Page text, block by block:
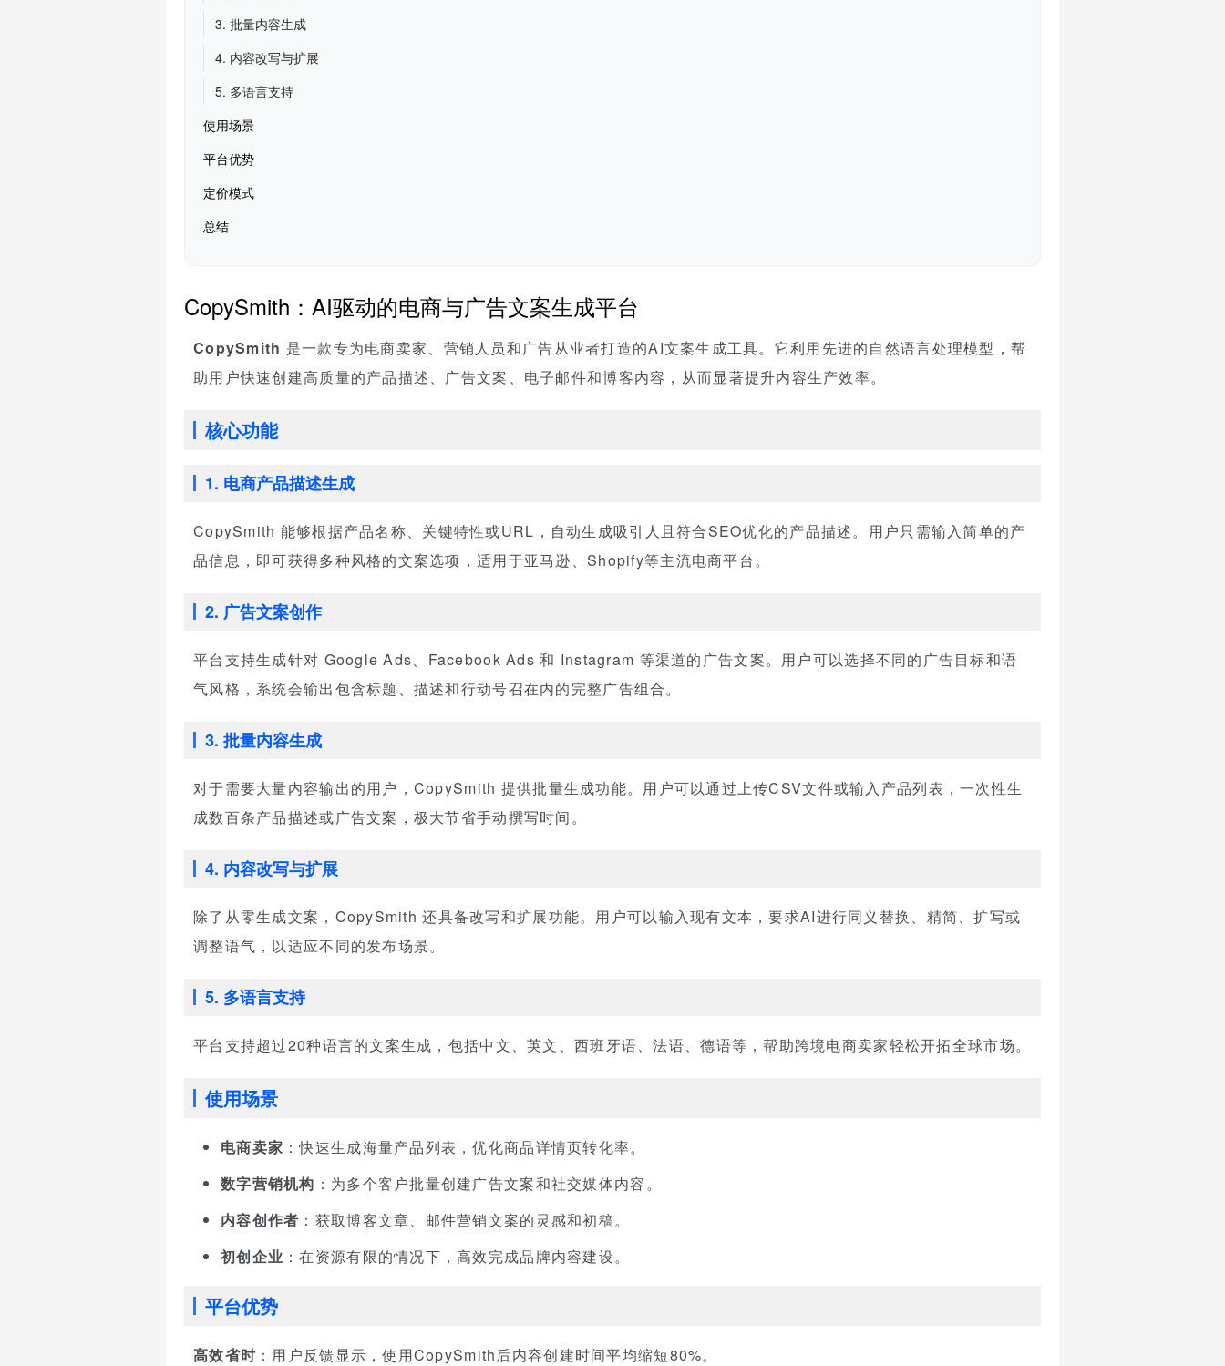
3. 批量内容生成
4. 内容改写与扩展
5. 多语言支持
使用场景
平台优势
定价模式
总结
CopySmith：AI驱动的电商与广告文案生成平台
CopySmith 是一款专为电商卖家、营销人员和广告从业者打造的AI文案生成工具。它利用先进的自然语言处理模型，帮
助用户快速创建高质量的产品描述、广告文案、电子邮件和博客内容，从而显著提升内容生产效率。
核心功能
1. 电商产品描述生成
CopySmith 能够根据产品名称、关键特性或URL，自动生成吸引人且符合SEO优化的产品描述。用户只需输入简单的产
品信息，即可获得多种风格的文案选项，适用于亚马逊、Shopify等主流电商平台。
2. 广告文案创作
平台支持生成针对 Google Ads、Facebook Ads 和 Instagram 等渠道的广告文案。用户可以选择不同的广告目标和语
气风格，系统会输出包含标题、描述和行动号召在内的完整广告组合。
3. 批量内容生成
对于需要大量内容输出的用户，CopySmith 提供批量生成功能。用户可以通过上传CSV文件或输入产品列表，一次性生
成数百条产品描述或广告文案，极大节省手动撰写时间。
4. 内容改写与扩展
除了从零生成文案，CopySmith 还具备改写和扩展功能。用户可以输入现有文本，要求AI进行同义替换、精简、扩写或
调整语气，以适应不同的发布场景。
5. 多语言支持
平台支持超过20种语言的文案生成，包括中文、英文、西班牙语、法语、德语等，帮助跨境电商卖家轻松开拓全球市场。
使用场景
电商卖家 ：快速生成海量产品列表，优化商品详情页转化率。
数字营销机构 ：为多个客户批量创建广告文案和社交媒体内容。
内容创作者 ：获取博客文章、邮件营销文案的灵感和初稿。
初创企业 ：在资源有限的情况下，高效完成品牌内容建设。
平台优势
高效省时 ：用户反馈显示，使用CopySmith后内容创建时间平均缩短80%。